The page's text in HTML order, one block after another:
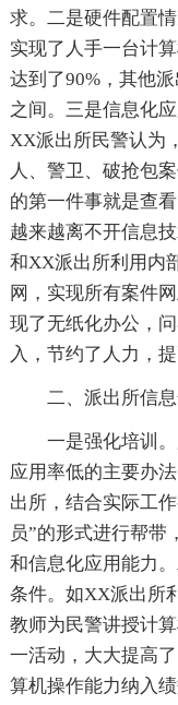
求。二是硬件配置
实现了人手一台计
达到了90%，其他
之间。三是信息化
XX派出所民警认为
人、警卫、破抢包
的第一件事就是查
越来越离不开信息
和XX派出所利用内
网，实现所有案件
现了无纸化办公，
入，节约了人力，
二、派出所信
一是强化培训
应用率低的主要办
出所，结合实际工
员”的形式进行帮带
和信息化应用能力
条件。如XX派出所
教师为民警讲授计
一活动，大大提高
算机操作能力纳入